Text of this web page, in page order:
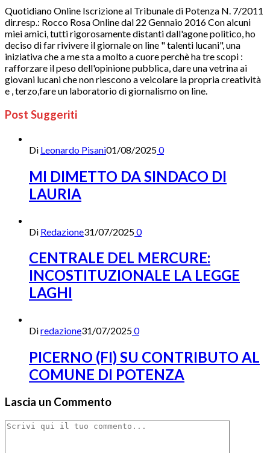
Quotidiano Online Iscrizione al Tribunale di Potenza N. 7/2011
dir.resp.: Rocco Rosa Online dal 22 Gennaio 2016 Con alcuni
miei amici, tutti rigorosamente distanti dall'agone politico, ho
deciso di far rivivere il giornale on line " talenti lucani", una
iniziativa che a me sta a molto a cuore perchè ha tre scopi :
rafforzare il peso dell'opinione pubblica, dare una vetrina ai
giovani lucani che non riescono a veicolare la propria creatività
e , terzo,fare un laboratorio di giornalismo on line.
Post Suggeriti
Di Leonardo Pisani01/08/20250
MI DIMETTO DA SINDACO DI
LAURIA
Di Redazione31/07/20250
CENTRALE DEL MERCURE:
INCOSTITUZIONALE LA LEGGE
LAGHI
Diredazione31/07/20250
PICERNO (FI) SU CONTRIBUTO AL
COMUNE DI POTENZA
Lascia un Commento